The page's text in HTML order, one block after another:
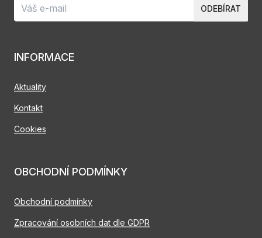
INFORMACE
Aktuality
Kontakt
Cookies
OBCHODNÍ PODMÍNKY
Obchodní podmínky
Zpracování osobních dat dle GDPR
ODEBÍRAT